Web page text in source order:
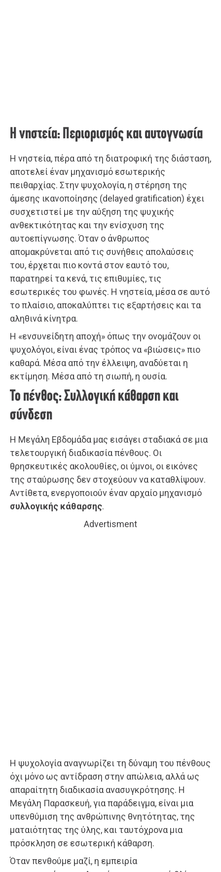
Η νηστεία: Περιορισμός και αυτογνωσία
Η νηστεία, πέρα από τη διατροφική της διάσταση,
αποτελεί έναν μηχανισμό εσωτερικής
πειθαρχίας. Στην ψυχολογία, η στέρηση της
άμεσης ικανοποίησης (delayed gratification) έχει
συσχετιστεί με την αύξηση της ψυχικής
ανθεκτικότητας και την ενίσχυση της
αυτοεπίγνωσης. Όταν ο άνθρωπος
απομακρύνεται από τις συνήθεις απολαύσεις
του, έρχεται πιο κοντά στον εαυτό του,
παρατηρεί τα κενά, τις επιθυμίες, τις
εσωτερικές του φωνές. Η νηστεία, μέσα σε αυτό
το πλαίσιο, αποκαλύπτει τις εξαρτήσεις και τα
αληθινά κίνητρα.
Η «ενσυνείδητη αποχή» όπως την ονομάζουν οι
ψυχολόγοι, είναι ένας τρόπος να «βιώσεις» πιο
καθαρά. Μέσα από την έλλειψη, αναδύεται η
εκτίμηση. Μέσα από τη σιωπή, η ουσία.
Το πένθος: Συλλογική κάθαρση και
σύνδεση
Η Μεγάλη Εβδομάδα μας εισάγει σταδιακά σε μια
τελετουργική διαδικασία πένθους. Οι
θρησκευτικές ακολουθίες, οι ύμνοι, οι εικόνες
της σταύρωσης δεν στοχεύουν να καταθλίψουν.
Αντίθετα, ενεργοποιούν έναν αρχαίο μηχανισμό
συλλογικής κάθαρσης.
Advertisment
Η ψυχολογία αναγνωρίζει τη δύναμη του πένθους
όχι μόνο ως αντίδραση στην απώλεια, αλλά ως
απαραίτητη διαδικασία ανασυγκρότησης. Η
Μεγάλη Παρασκευή, για παράδειγμα, είναι μια
υπενθύμιση της ανθρώπινης θνητότητας, της
ματαιότητας της ύλης, και ταυτόχρονα μια
πρόσκληση σε εσωτερική κάθαρση.
Όταν πενθούμε μαζί, η εμπειρία